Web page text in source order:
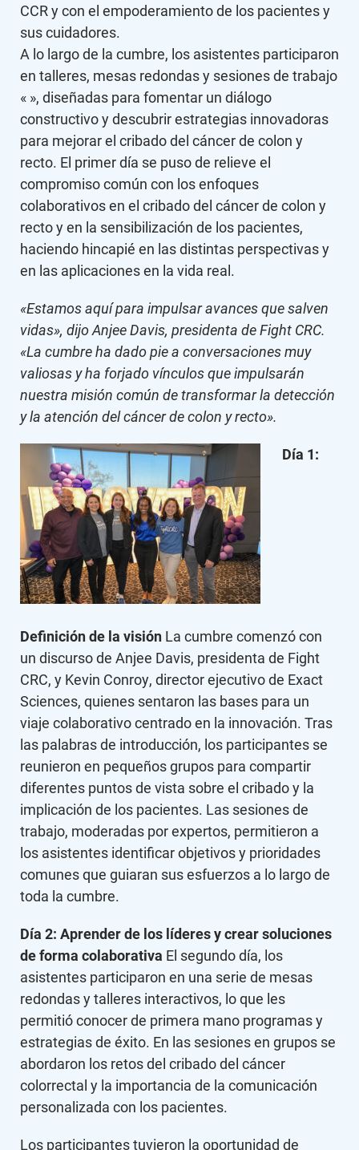
CCR y con el empoderamiento de los pacientes y
sus cuidadores.
A lo largo de la cumbre, los asistentes participaron
en talleres, mesas redondas y sesiones de trabajo
« », diseñadas para fomentar un diálogo
constructivo y descubrir estrategias innovadoras
para mejorar el cribado del cáncer de colon y
recto. El primer día se puso de relieve el
compromiso común con los enfoques
colaborativos en el cribado del cáncer de colon y
recto y en la sensibilización de los pacientes,
haciendo hincapié en las distintas perspectivas y
en las aplicaciones en la vida real.
«Estamos aquí para impulsar avances que salven
vidas», dijo Anjee Davis, presidenta de Fight CRC.
«La cumbre ha dado pie a conversaciones muy
valiosas y ha forjado vínculos que impulsarán
nuestra misión común de transformar la detección
y la atención del cáncer de colon y recto».
Día 1:
Definición de la visión La cumbre comenzó con
un discurso de Anjee Davis, presidenta de Fight
CRC, y Kevin Conroy, director ejecutivo de Exact
Sciences, quienes sentaron las bases para un
viaje colaborativo centrado en la innovación. Tras
las palabras de introducción, los participantes se
reunieron en pequeños grupos para compartir
diferentes puntos de vista sobre el cribado y la
implicación de los pacientes. Las sesiones de
trabajo, moderadas por expertos, permitieron a
los asistentes identificar objetivos y prioridades
comunes que guiaran sus esfuerzos a lo largo de
toda la cumbre.
Día 2: Aprender de los líderes y crear soluciones
de forma colaborativa El segundo día, los
asistentes participaron en una serie de mesas
redondas y talleres interactivos, lo que les
permitió conocer de primera mano programas y
estrategias de éxito. En las sesiones en grupos se
abordaron los retos del cribado del cáncer
colorrectal y la importancia de la comunicación
personalizada con los pacientes.
Los participantes tuvieron la oportunidad de